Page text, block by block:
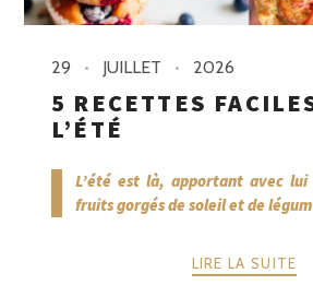
29 JUILLET 2026
5 RECETTES
L’ÉTÉ
L’été est là, apportant avec lui
fruits gorgés de soleil et de
LIRE LA SUITE